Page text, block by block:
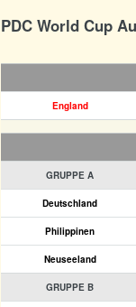
PDC World Cup
England
GRUPPE A
Deutschland
Philippinen
Neuseeland
GRUPPE B